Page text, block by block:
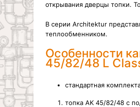
открывания дверцы топки.
В серии Architektur
теплообменником.
Особенности
45/82/48 L
стандартная
топка AK 45/82/48 с